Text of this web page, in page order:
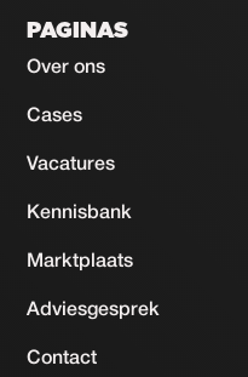
PAGINAS
Over ons
Cases
Vacatures
Kennisbank
Marktplaats
Adviesgesprek
Contact